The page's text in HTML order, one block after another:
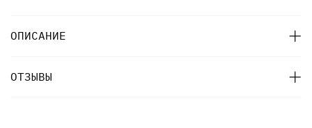
ОПИСАНИЕ
ОТЗЫВЫ